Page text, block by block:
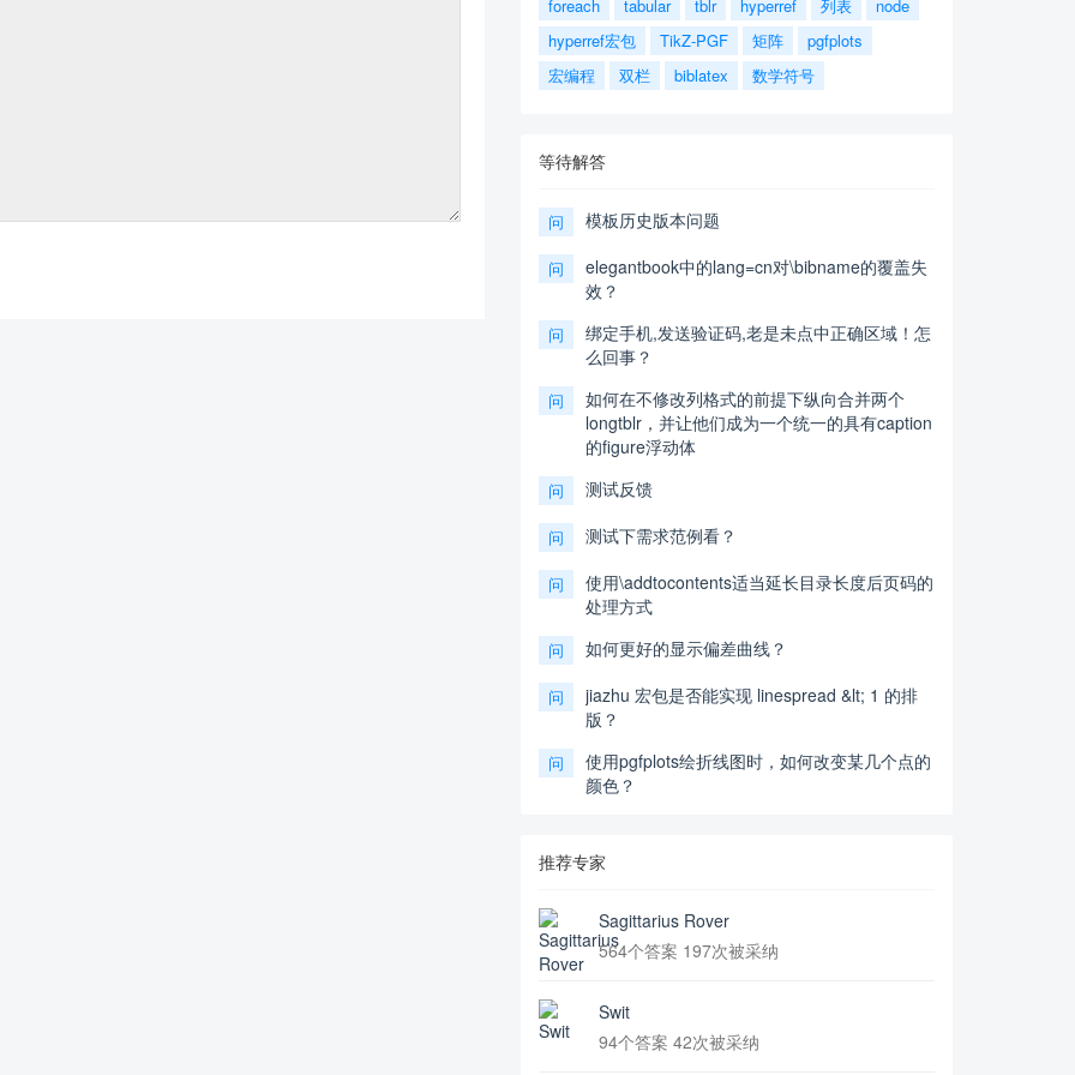
foreach
tabular tblr hyperref 列表
node
hyperref宏包
TikZ-PGF 矩阵
pgfplots
宏编程
双栏 biblatex 数学符号
等待解答
问 模板历史版本问题
问
elegantbook中的lang=cn对\bibname的覆盖失
效？
问
绑定手机,发送验证码,老是未点中正确区域！怎
么回事？
问
如何在不修改列格式的前提下纵向合并两个
longtblr，并让他们成为一个统一的具有caption
的figure浮动体
问 测试反馈
问 测试下需求范例看？
问
使用\addtocontents适当延长目录长度后页码的
处理方式
问 如何更好的显示偏差曲线？
问
jiazhu 宏包是否能实现 linespread &lt; 1 的排
版？
问
使用pgfplots绘折线图时，如何改变某几个点的
颜色？
推荐专家
Sagittarius Rover
564个答案 197次被采纳
Swit
94个答案 42次被采纳